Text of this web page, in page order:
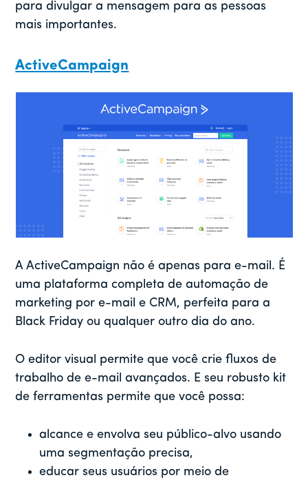
para divulgar a mensagem para as pessoas
mais importantes.
ActiveCampaign
A ActiveCampaign não é apenas para e-mail. É
uma plataforma completa de automação de
marketing por e-mail e CRM, perfeita para a
Black Friday ou qualquer outro dia do ano.
O editor visual permite que você crie fluxos de
trabalho de e-mail avançados. E seu robusto kit
de ferramentas permite que você possa:
alcance e envolva seu público-alvo usando
uma segmentação precisa,
educar seus usuários por meio de